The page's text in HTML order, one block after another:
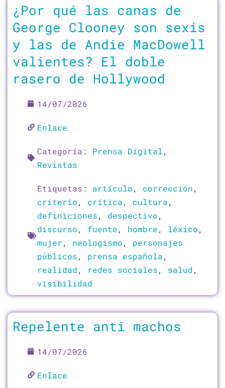
¿Por qué las canas de
George Clooney son sexis
y las de Andie MacDowell
valientes? El doble
rasero de Hollywood
14/07/2026
Enlace
Categoría: Prensa Digital,
Revistas
Etiquetas: artículo, corrección,
criterio, crítica, cultura,
definiciones, despectivo,
discurso, fuente, hombre, léxico,
mujer, neologismo, personajes
públicos, prensa española,
realidad, redes sociales, salud,
visibilidad
Repelente anti machos
14/07/2026
Enlace